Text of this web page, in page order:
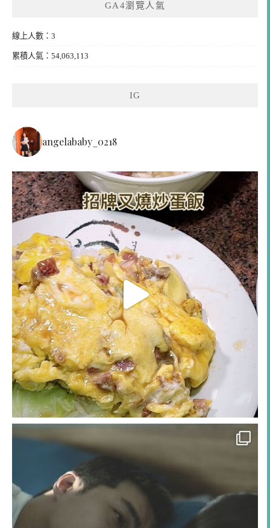
GA4瀏覽人氣
線上人數：3
累積人氣：54,063,113
IG
angelababy_0218